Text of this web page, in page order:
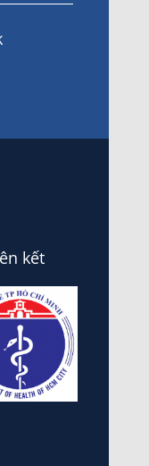
kết